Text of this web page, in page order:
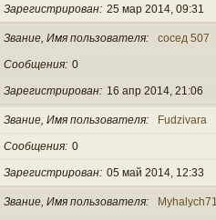
Зарегистрирован 25 мар 2014, 09:31
Звание, Имя пользователя сосед 507
Сообщения 0
Зарегистрирован 16 апр 2014, 21:06
Звание, Имя пользователя Fudzivara
Сообщения 0
Зарегистрирован 05 май 2014, 12:33
Звание, Имя пользователя Myhalych71